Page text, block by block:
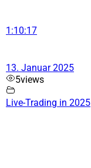
1:10:17
13. Januar 2025
5views
Live-Trading in 2025